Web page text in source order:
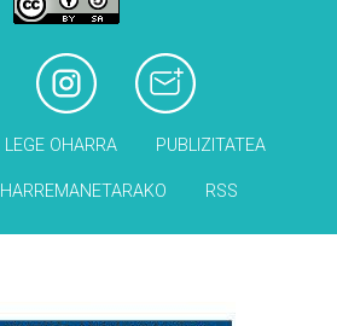
LEGE OHARRA PUBLIZITATEA
HARREMANETARAKO RSS